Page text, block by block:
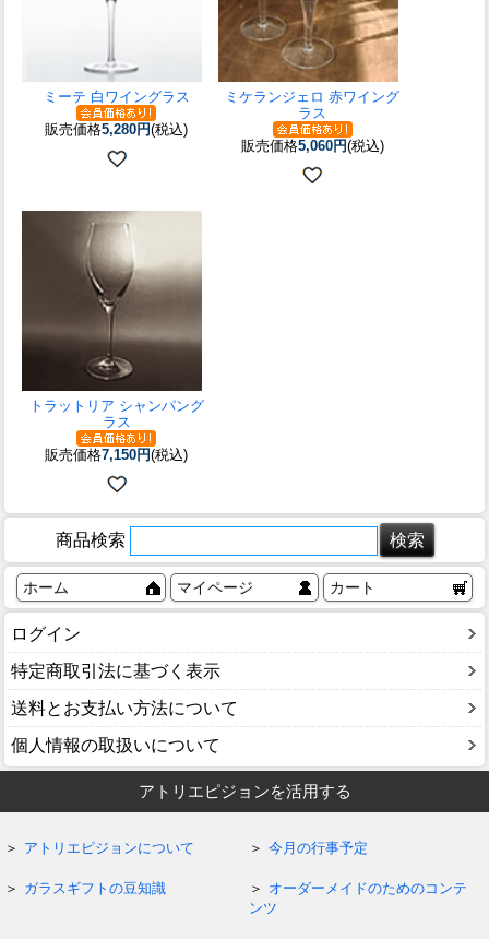
ミーテ 白ワイングラス
販売価格5,280円(税込)
ミケランジェロ 赤ワイング
ラス
販売価格5,060円(税込)
トラットリア シャンパング
ラス
販売価格7,150円(税込)
商品検索
ホーム マイページ カート
ログイン
特定商取引法に基づく表示
送料とお支払い方法について
個人情報の取扱いについて
アトリエピジョンを活用する
アトリエピジョンについて 今月の行事予定
ガラスギフトの豆知識
オーダーメイドのためのコンテ
ンツ